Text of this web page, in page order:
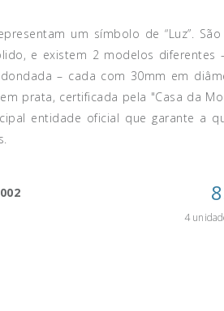
um símbolo de “Luz”.
e existem 2 modelos diferentes
– cada com 30mm em
prata, certificada pela "Casa da
entidade oficial que garante a
4